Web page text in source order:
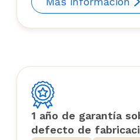
1 año de garantía
defecto de